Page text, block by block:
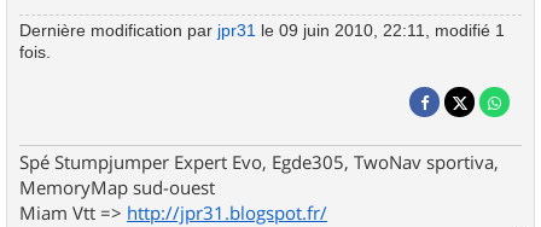
Dernière modification par jpr31 le 09 juin 2010, 22:11, modifié 1
fois.
Spé Stumpjumper Expert Evo, Egde305, TwoNav sportiva,
MemoryMap sud-ouest
Miam Vtt => http://jpr31.blogspot.fr/